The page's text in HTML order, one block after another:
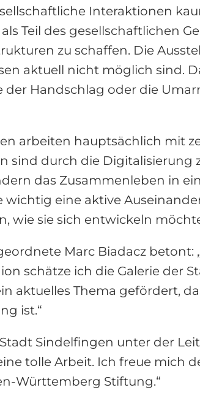
Interaktionen
Teil des gesellschaftlichen
zu schaffen. Die
aktuell nicht möglich sind.
der Handschlag oder die
arbeiten hauptsächlich mit
sind durch die
das Zusammenleben in
wichtig eine aktive
wie sie sich entwickeln
Marc Biadacz
schätze ich die Galerie der
aktuelles Thema gefördert,
ist.“
Sindelfingen unter der
tolle Arbeit. Ich freue mich
Württemberg Stiftung.“